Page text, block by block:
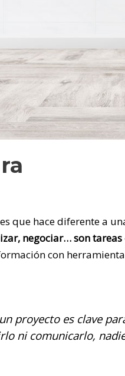
que hace diferente a
negociar… son
con
proyecto es clave
ni comunicarlo,